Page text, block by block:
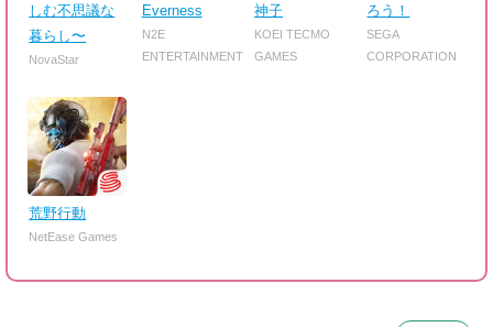
しむ不思議な
暮らし〜
NovaStar
Everness
N2E
ENTERTAINMENT
神子
KOEI TECMO
GAMES
ろう！
SEGA
CORPORATION
荒野行動
NetEase Games